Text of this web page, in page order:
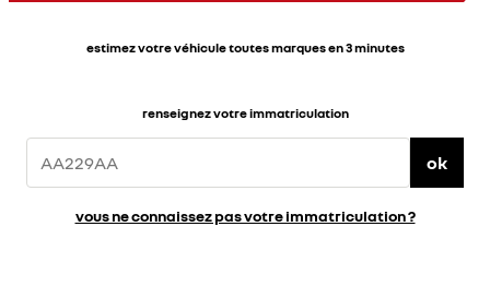
estimez votre véhicule toutes marques en 3 minutes
renseignez votre immatriculation
ok
vous ne connaissez pas votre immatriculation ?